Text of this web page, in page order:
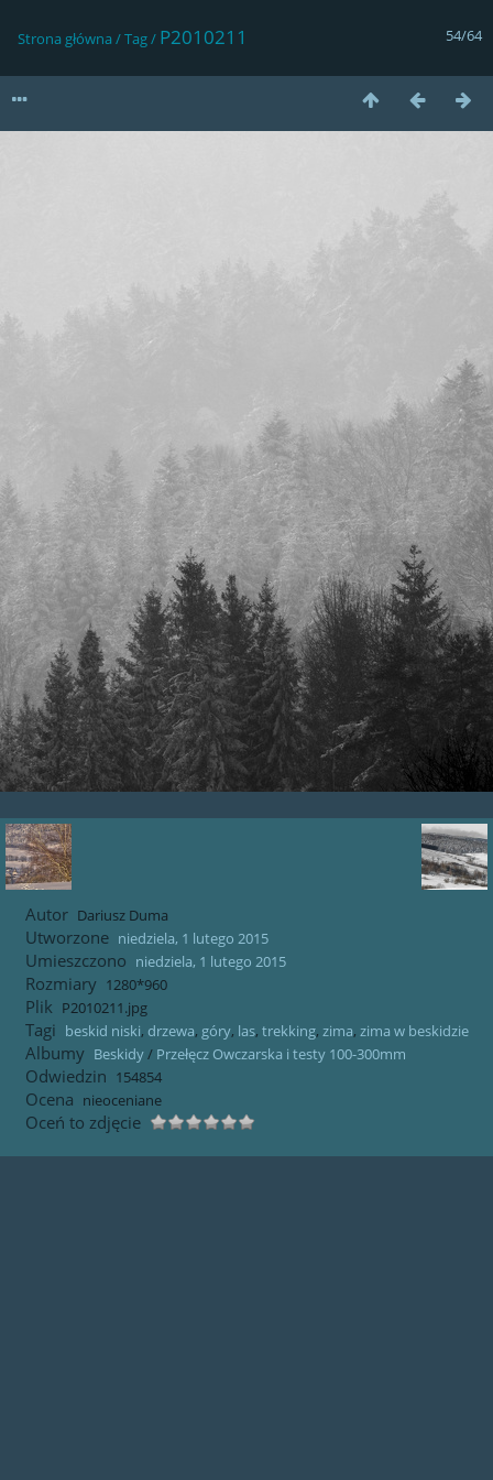
54/64
Strona główna /Tag/ P2010211
Autor Dariusz Duma
Utworzone niedziela, 1 lutego 2015
Umieszczono niedziela, 1 lutego 2015
Rozmiary 1280*960
Plik P2010211.jpg
Tagi beskid niski, drzewa, góry, las, trekking, zima, zima w beskidzie
Albumy Beskidy/ Przełęcz Owczarska i testy 100-300mm
Odwiedzin 154854
Ocena nieoceniane
Oceń to zdjęcie